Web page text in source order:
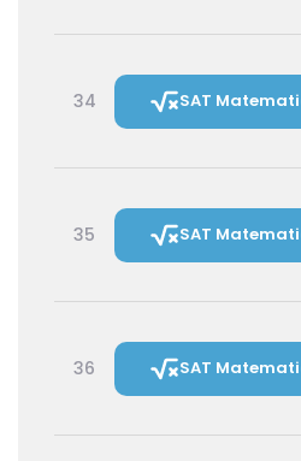
34 SAT
35 SAT
36 SAT